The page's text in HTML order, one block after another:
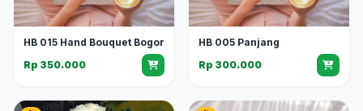
HB 015 Hand Bouquet Bogor
Rp 350.000
HB 005 Panjang
Rp 300.000